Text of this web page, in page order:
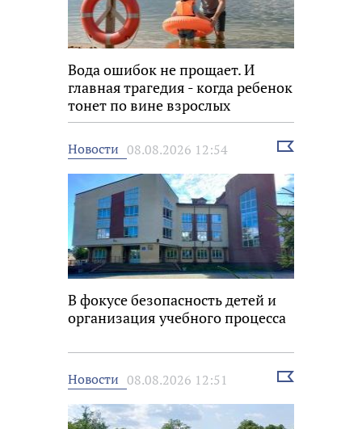
Вода ошибок не прощает. И
главная трагедия - когда ребенок
тонет по вине взрослых
Новости 08.08.2026 12:54
Выбрать
В фокусе безопасность детей и
организация учебного процесса
Новости 08.08.2026 12:51
Выбрать